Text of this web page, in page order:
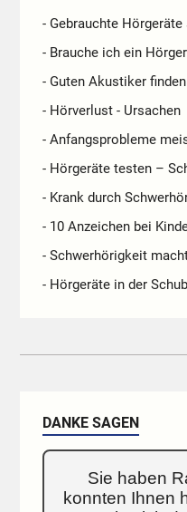
- Gebrauchte Hörgeräte
- Brauche ich ein
- Guten Akustiker finden
- Hörverlust - Ursachen
- Anfangsprobleme
- Hörgeräte testen –
- Krank durch
- 10 Anzeichen bei
- Schwerhörigkeit
- Hörgeräte in der
DANKE SAGEN
Sie haben
konnten Ihnen